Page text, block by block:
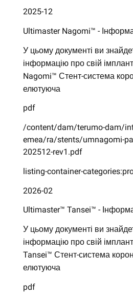
2025-12
Ultimaster Nagomi™ -
У цьому документі ви
інформацію про свій
Nagomi™ Стент-система
елютуюча
pdf
/content/dam/terumo-dam/
emea/ra/stents/umnagomi-
202512-rev1.pdf
listing-container-
2026-02
Ultimaster™ Tansei™ -
У цьому документі ви
інформацію про свій
Tansei™ Стент-система
елютуюча
pdf